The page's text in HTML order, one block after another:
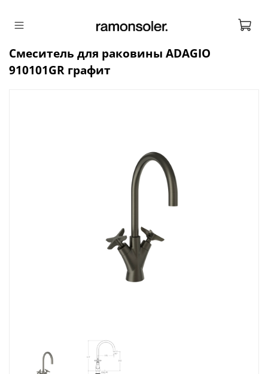
Смеситель для раковины ADAGIO
910101GR графит